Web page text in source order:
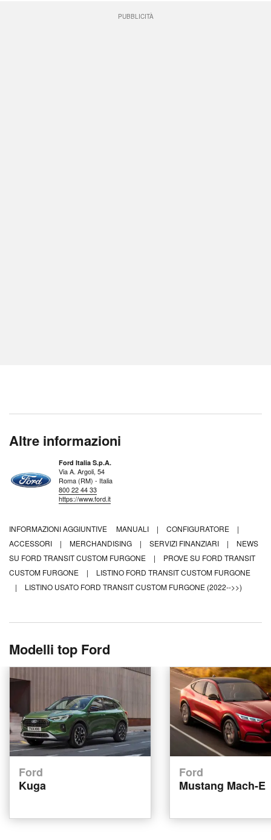
PUBBLICITÀ
Altre informazioni
Ford Italia S.p.A.
Via A. Argoli, 54
Roma (RM) - Italia
800 22 44 33
https://www.ford.it
INFORMAZIONI AGGIUNTIVE MANUALI | CONFIGURATORE
|
ACCESSORI
| MERCHANDISING | SERVIZI FINANZIARI |
NEWS
SU FORD TRANSIT CUSTOM FURGONE
|
PROVE SU FORD TRANSIT
CUSTOM FURGONE
|
LISTINO FORD TRANSIT CUSTOM FURGONE
|
LISTINO USATO FORD TRANSIT CUSTOM FURGONE (2022-->>)
Modelli top Ford
Ford
Kuga
Ford
Mustang Mach-E